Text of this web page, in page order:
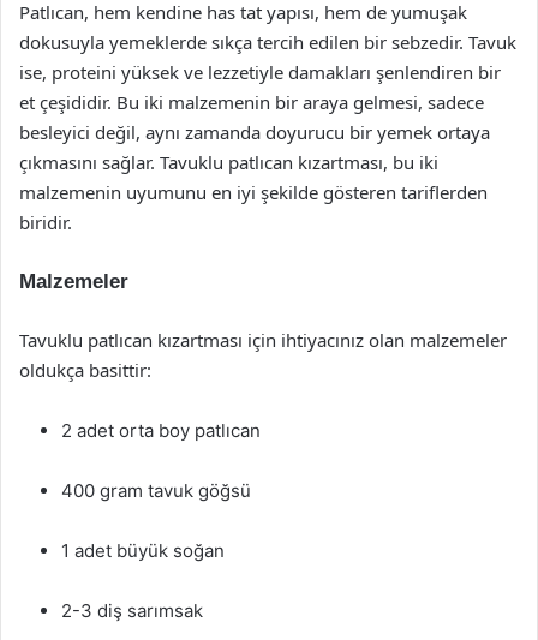
Patlıcan, hem kendine has tat yapısı, hem de yumuşak
dokusuyla yemeklerde sıkça tercih edilen bir sebzedir. Tavuk
ise, proteini yüksek ve lezzetiyle damakları şenlendiren bir
et çeşididir. Bu iki malzemenin bir araya gelmesi, sadece
besleyici değil, aynı zamanda doyurucu bir yemek ortaya
çıkmasını sağlar. Tavuklu patlıcan kızartması, bu iki
malzemenin uyumunu en iyi şekilde gösteren tariflerden
biridir.
Malzemeler
Tavuklu patlıcan kızartması için ihtiyacınız olan malzemeler
oldukça basittir:
2 adet orta boy patlıcan
400 gram tavuk göğsü
1 adet büyük soğan
2-3 diş sarımsak